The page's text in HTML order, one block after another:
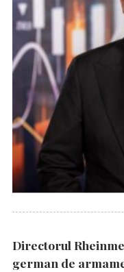
Directorul
german de